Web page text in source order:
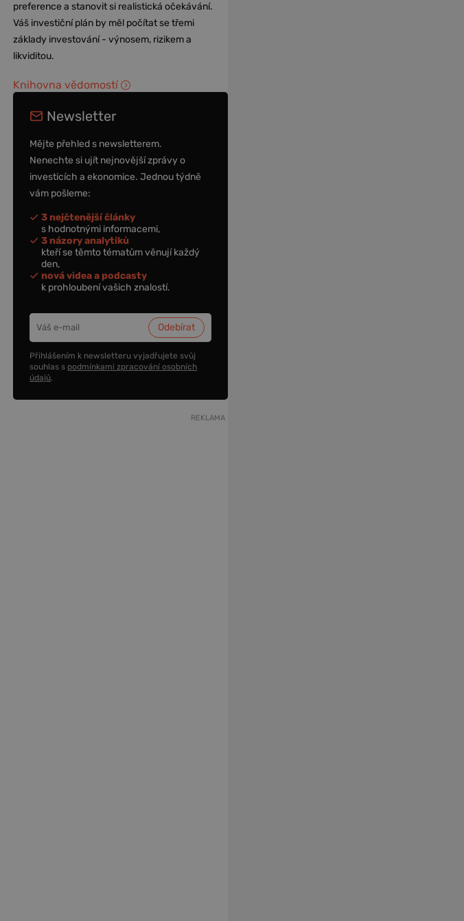
preference a stanovit si realistická očekávání.
Váš investiční plán by měl počítat se třemi
základy investování - výnosem, rizikem a
likviditou.
Knihovna vědomostí
Newsletter
Mějte přehled s newsletterem.
Nenechte si ujít nejnovější zprávy o
investicích a ekonomice. Jednou týdně
vám pošleme:
3 nejčtenější články
s hodnotnými informacemi,
3 názory analytiků
kteří se těmto tématům věnují každý
den,
nová videa a podcasty
k prohloubení vašich znalostí.
Přihlášením k newsletteru vyjadřujete svůj
souhlas s podmínkami zpracování osobních
údajů.
REKLAMA